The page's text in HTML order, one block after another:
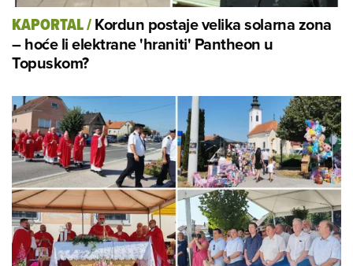
KAPORTAL/Kordun postaje velika solarna zona
– hoće li elektrane 'hraniti' Pantheon u
Topuskom?